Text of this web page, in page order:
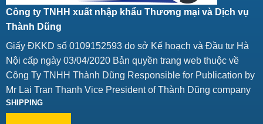
Công ty TNHH xuất nhập khẩu Thương mại và Dịch vụ
Thành Dũng
Giấy ĐKKD số 0109152593 do sở Kế hoạch và Đầu tư Hà
Nội cấp ngày 03/04/2020 Bản quyền trang web thuộc về
Công Ty TNHH Thành Dũng Responsible for Publication by
Mr Lai Tran Thanh Vice President of Thành Dũng company
SHIPPING